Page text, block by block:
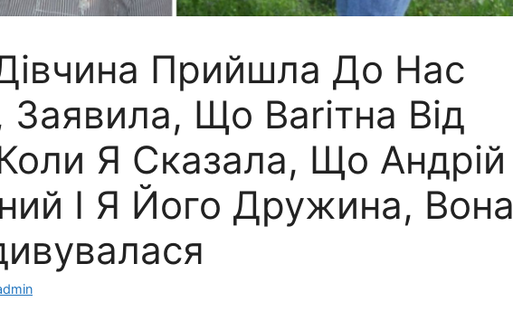
Прийшла До Нас
Що Ваrітна Від
Я Сказала, Що Андрій
І Я Його Дружина, Вона